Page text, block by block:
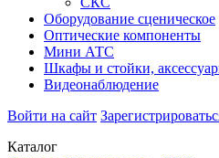
Оборудование сценическое
Оптические компоненты
Мини АТС
Шкафы и стойки,
Видеонаблюдение
Войти на сайт
Каталог